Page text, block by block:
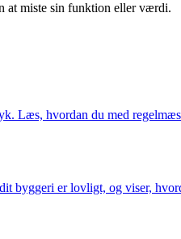
at miste sin funktion eller værdi.
Læs, hvordan du med
byggeri er lovligt, og viser,